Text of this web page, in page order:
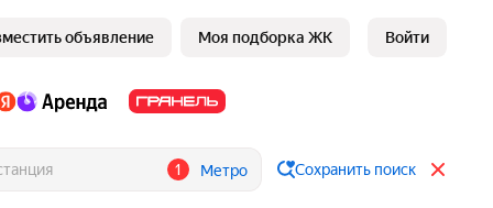
объявление Моя подборка ЖК Войти
1 Метро Сохранить поиск